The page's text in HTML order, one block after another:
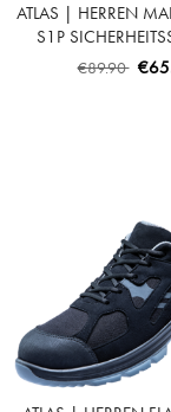
ATLAS | HERREN
S1P
BLACK | NEON-
€89.90